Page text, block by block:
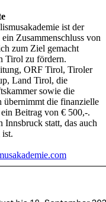
ist der
Zusammenschluss von
zum Ziel gemacht
Tirol zu fördern.
ORF Tirol, Tiroler
Land Tirol, die
sowie die
die finanzielle
Beitrag von € 500,-.
statt, das auch